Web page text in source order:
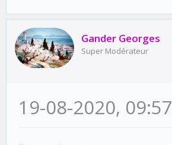
Gander Georges
Super Modérateur
19-08-2020, 09:57